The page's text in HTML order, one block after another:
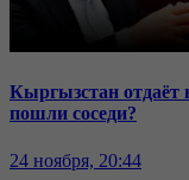
Кыргызстан отдаёт
пошли соседи?
24 ноября, 20:44